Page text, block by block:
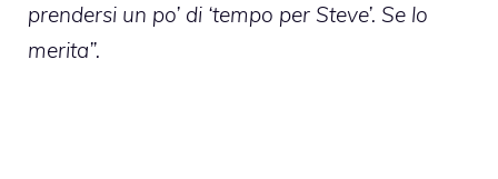
prendersi un po’ di ‘tempo per Steve’. Se lo
merita”.